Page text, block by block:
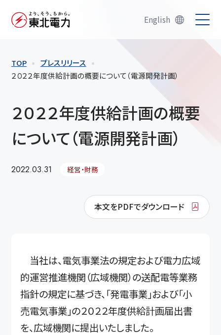
English
TOP
プレスリリース
２０２２年度供給計画の概要について（電源開発計画）
２０２２年度供給計画の概要
について（電源開発計画）
2022.03.31 経営・財務
本文をPDFでダウンロード
当社は、電気事業法の規定および電力広域
的運営推進機関（広域機関）の送配電等業務
指針の規定に基づき、「発電事業」および「小
売電気事業」の２０２２年度供給計画届出書
を、広域機関に提出いたしました。